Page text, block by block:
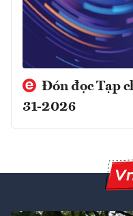
Đón đọc Tạp
31-2026